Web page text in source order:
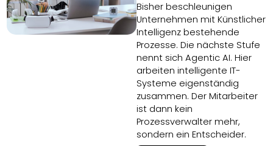
Bisher beschleunigen
Unternehmen mit Künstlicher
Intelligenz bestehende
Prozesse. Die nächste Stufe
nennt sich Agentic AI. Hier
arbeiten intelligente IT-
Systeme eigenständig
zusammen. Der Mitarbeiter
ist dann kein
Prozessverwalter mehr,
sondern ein Entscheider.